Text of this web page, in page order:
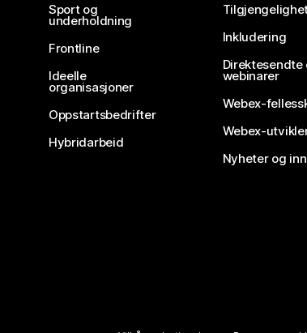
Sport og
underholdning
Frontline
Ideelle
organisasjoner
Oppstartsbedrifter
Hybridarbeid
Inkludering
webinarer
Webex-
Webex-
Nyheter og